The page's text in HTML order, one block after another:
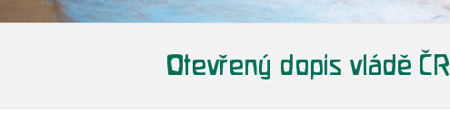
Otevřený dopis vládě ČR